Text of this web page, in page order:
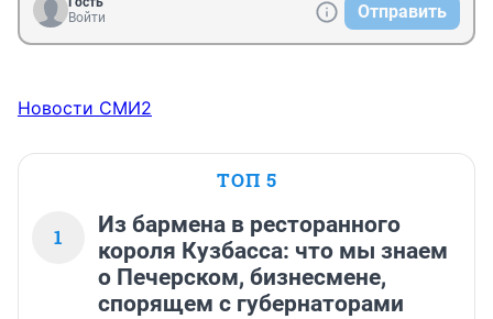
Войти
Отправить
Новости СМИ2
ТОП 5
1
Из бармена в ресторанного
короля Кузбасса: что мы знаем
о Печерском, бизнесмене,
спорящем с губернаторами